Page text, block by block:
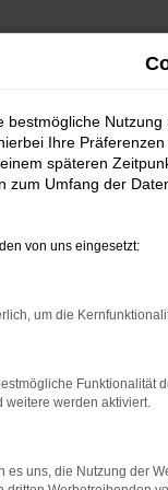
(Havel)
die mit moderner
haben das
profitieren Sie
Sie erstklassige
bestmögliche
Ihre
späteren
zum Umfang der
von uns eingesetzt:
um die
Funktionalität
weitere werden aktiviert.
es uns, die Nutzung der